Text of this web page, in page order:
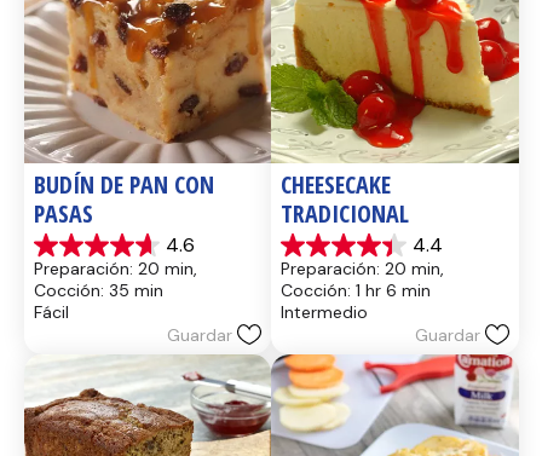
BUDÍN DE PAN CON
PASAS
4.6
4.6
de
5
estrellas.
reseñas
Preparación: 20 min,
Cocción: 35 min
Fácil
Guardar
CHEESECAKE
TRADICIONAL
4.4
4.4
de
5
estrellas.
reseñas
Preparación: 20 min,
Cocción: 1 hr 6 min
Intermedio
Guardar